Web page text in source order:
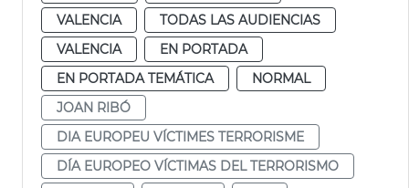
VALENCIA
TODAS LAS AUDIENCIAS
VALENCIA
EN PORTADA
EN PORTADA TEMÁTICA
NORMAL
JOAN RIBÓ
DIA EUROPEU VÍCTIMES TERRORISME
DÍA EUROPEO VÍCTIMAS DEL TERRORISMO